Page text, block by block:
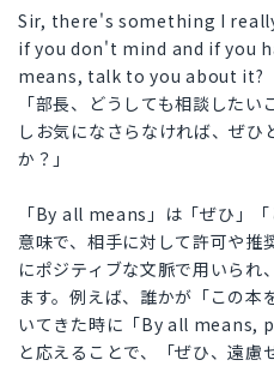
Sir, there's something I
if you don't mind and if you
means, talk to you about it?
「部長、どうしても相談した
しお気になさらなければ、ぜ
か？」
「By all means」は「ぜひ」
意味で、相手に対して許可や推
にポジティブな文脈で用いられ
ます。例えば、誰かが「この本
いてきた時に「By all means,
と応えることで、「ぜひ、遠慮